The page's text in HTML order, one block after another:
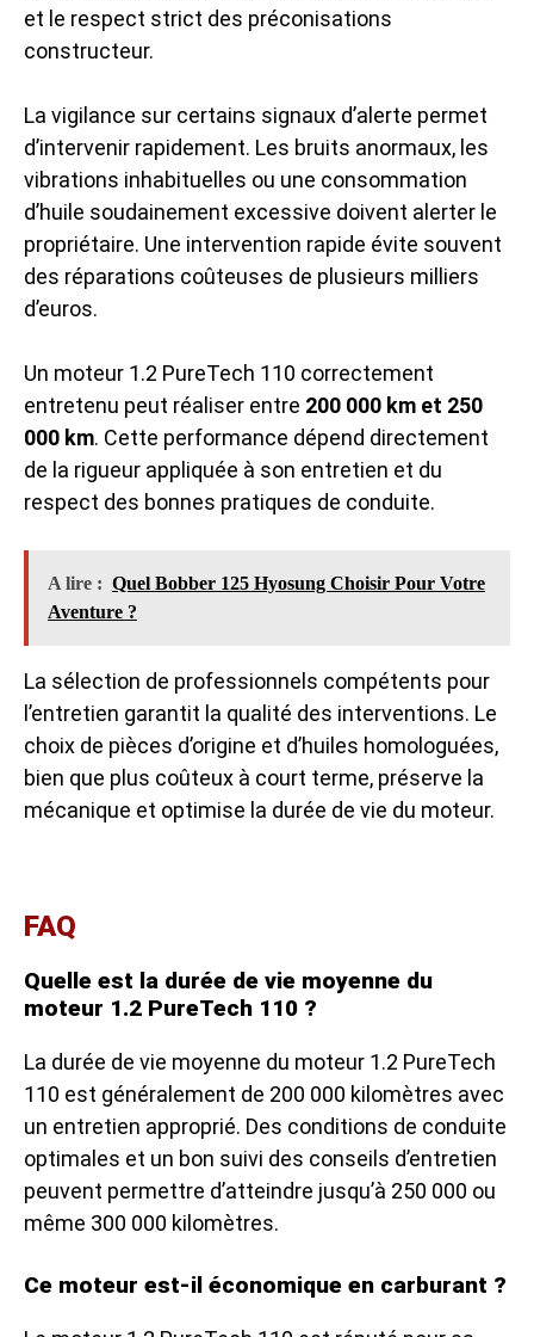
et le respect strict des préconisations
constructeur.
La vigilance sur certains signaux d’alerte permet
d’intervenir rapidement. Les bruits anormaux, les
vibrations inhabituelles ou une consommation
d’huile soudainement excessive doivent alerter le
propriétaire. Une intervention rapide évite souvent
des réparations coûteuses de plusieurs milliers
d’euros.
Un moteur 1.2 PureTech 110 correctement
entretenu peut réaliser entre 200 000 km et 250
000 km. Cette performance dépend directement
de la rigueur appliquée à son entretien et du
respect des bonnes pratiques de conduite.
A lire : Quel Bobber 125 Hyosung Choisir Pour Votre
Aventure ?
La sélection de professionnels compétents pour
l’entretien garantit la qualité des interventions. Le
choix de pièces d’origine et d’huiles homologuées,
bien que plus coûteux à court terme, préserve la
mécanique et optimise la durée de vie du moteur.
FAQ
Quelle est la durée de vie moyenne du
moteur 1.2 PureTech 110 ?
La durée de vie moyenne du moteur 1.2 PureTech
110 est généralement de 200 000 kilomètres avec
un entretien approprié. Des conditions de conduite
optimales et un bon suivi des conseils d’entretien
peuvent permettre d’atteindre jusqu’à 250 000 ou
même 300 000 kilomètres.
Ce moteur est-il économique en carburant ?